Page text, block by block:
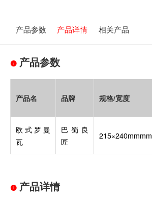
产品参数 产品详情 相关产品
产品参数
产品名 品牌 规格/宽度
欧式罗曼
瓦
巴蜀良
匠
215×240mmmm
产品详情